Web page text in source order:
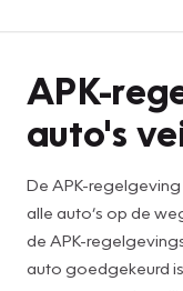
APK-
auto's
De APK-
alle auto’s op de
de APK-
auto goedgekeurd